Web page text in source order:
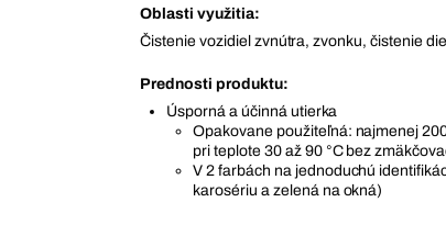
Oblasti využitia:
Čistenie vozidiel zvnútra, zvonku, čistenie
Prednosti produktu:
Úsporná a účinná utierka
Opakovane použiteľná: najmenej
pri teplote 30 až 90 °C bez
V 2 farbách na jednoduchú
karosériu a zelená na okná)